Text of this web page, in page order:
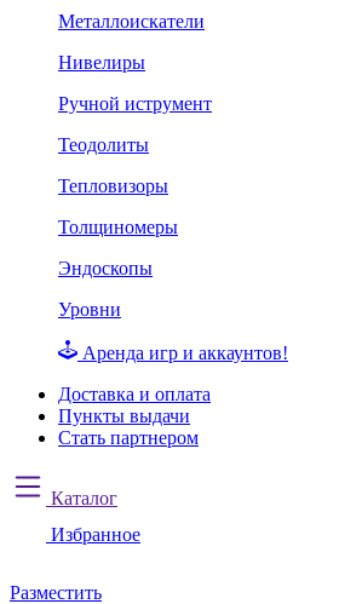
Металлоискатели
Нивелиры
Ручной иструмент
Теодолиты
Тепловизоры
Толщиномеры
Эндоскопы
Уровни
Аренда игр и аккаунтов!
Доставка и оплата
Пункты выдачи
Стать партнером
Каталог
Избранное
Разместить